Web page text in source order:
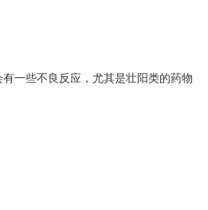
一些不良反应，尤其是壮阳类的药物